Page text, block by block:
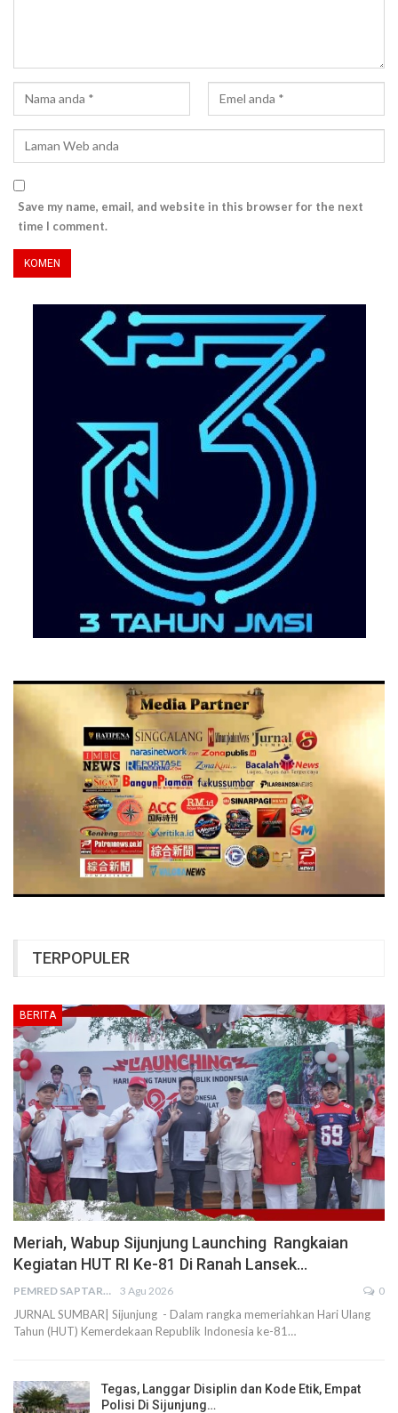
Save my name, email, and website in this browser for the next
time I comment.
TERPOPULER
BERITA
Meriah, Wabup Sijunjung Launching Rangkaian
Kegiatan HUT RI Ke-81 Di Ranah Lansek…
PEMRED SAPTARIUS 3 Agu 2026 0
JURNAL SUMBAR| Sijunjung - Dalam rangka memeriahkan Hari Ulang
Tahun (HUT) Kemerdekaan Republik Indonesia ke-81…
Tegas, Langgar Disiplin dan Kode Etik, Empat
Polisi Di Sijunjung…